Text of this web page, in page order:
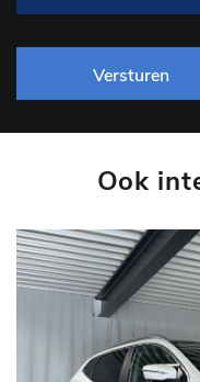
Versturen
Ook